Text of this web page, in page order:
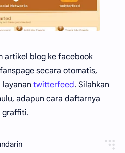
artikel blog ke facebook
secara otomatis,
layanan twitterfeed. Silahkan
adapun cara daftarnya
graffiti.